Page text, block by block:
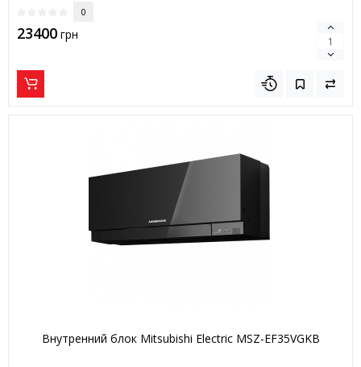
0
23400 грн
Внутренний блок Mitsubishi Electric MSZ-EF35VGKB